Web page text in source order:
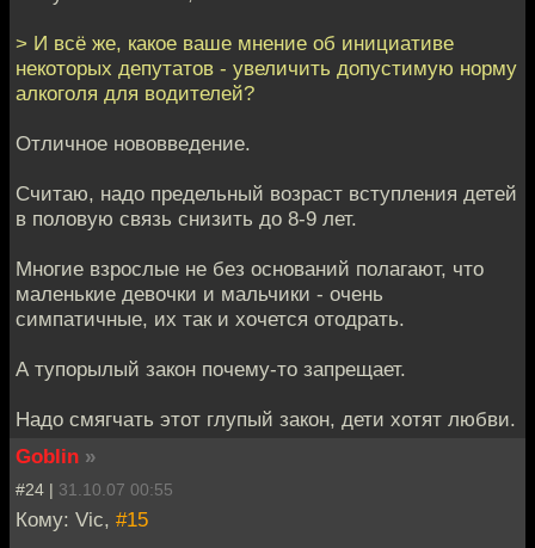
> И всё же, какое ваше мнение об инициативе
некоторых депутатов - увеличить допустимую норму
алкоголя для водителей?
Отличное нововведение.
Считаю, надо предельный возраст вступления детей
в половую связь снизить до 8-9 лет.
Многие взрослые не без оснований полагают, что
маленькие девочки и мальчики - очень
симпатичные, их так и хочется отодрать.
А тупорылый закон почему-то запрещает.
Надо смягчать этот глупый закон, дети хотят любви.
Goblin »
#24 | 31.10.07 00:55
Кому: Vic, #15